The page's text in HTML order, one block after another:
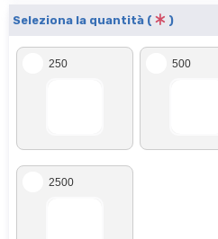
Seleziona la quantità ( )
250 500
2500